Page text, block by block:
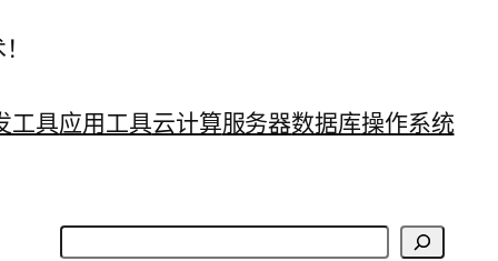
工具应用工具云计算服务器数据库操作系统
搜